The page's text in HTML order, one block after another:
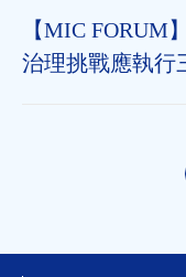
【MIC
治理挑戰應執